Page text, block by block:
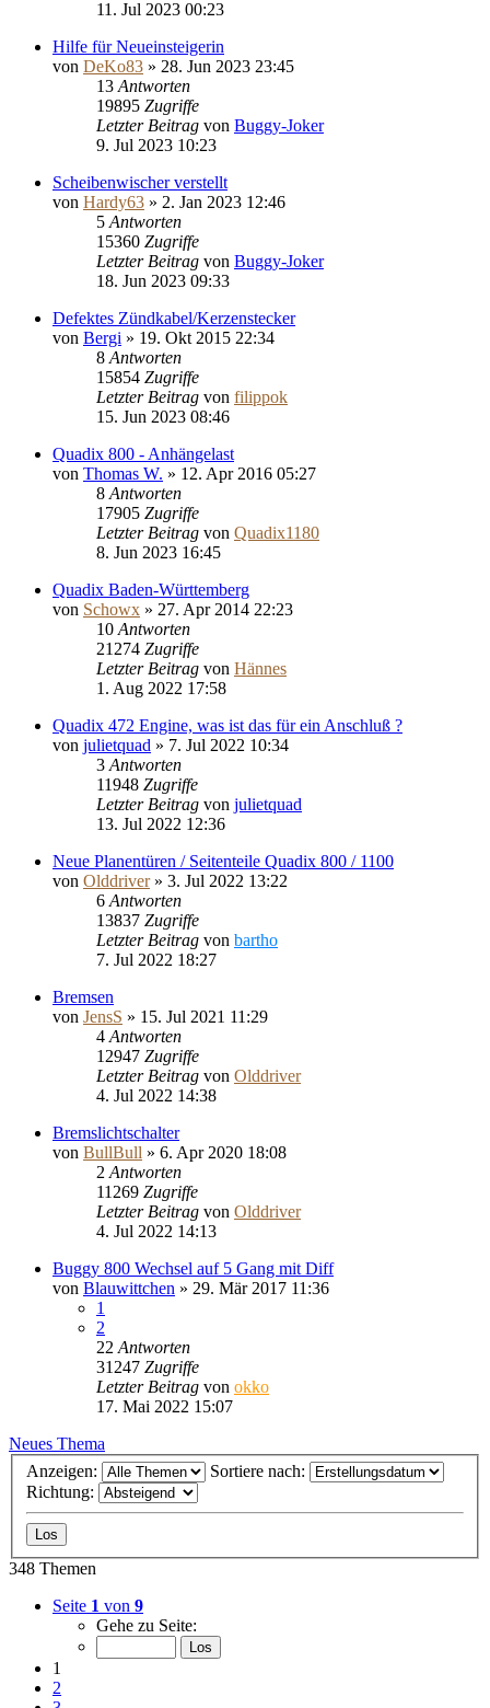
11. Jul 2023 00:23
Hilfe für Neueinsteigerin
von DeKo83 » 28. Jun 2023 23:45
13 Antworten
19895 Zugriffe
Letzter Beitrag von Buggy-Joker
9. Jul 2023 10:23
Scheibenwischer verstellt
von Hardy63 » 2. Jan 2023 12:46
5 Antworten
15360 Zugriffe
Letzter Beitrag von Buggy-Joker
18. Jun 2023 09:33
Defektes Zündkabel/Kerzenstecker
von Bergi » 19. Okt 2015 22:34
8 Antworten
15854 Zugriffe
Letzter Beitrag von filippok
15. Jun 2023 08:46
Quadix 800 - Anhängelast
von Thomas W. » 12. Apr 2016 05:27
8 Antworten
17905 Zugriffe
Letzter Beitrag von Quadix1180
8. Jun 2023 16:45
Quadix Baden-Württemberg
von Schowx » 27. Apr 2014 22:23
10 Antworten
21274 Zugriffe
Letzter Beitrag von Hännes
1. Aug 2022 17:58
Quadix 472 Engine, was ist das für ein Anschluß ?
von julietquad » 7. Jul 2022 10:34
3 Antworten
11948 Zugriffe
Letzter Beitrag von julietquad
13. Jul 2022 12:36
Neue Planentüren / Seitenteile Quadix 800 / 1100
von Olddriver» 3. Jul 2022 13:22
6 Antworten
13837 Zugriffe
Letzter Beitrag von bartho
7. Jul 2022 18:27
Bremsen
von JensS » 15. Jul 2021 11:29
4 Antworten
12947 Zugriffe
Letzter Beitrag von Olddriver
4. Jul 2022 14:38
Bremslichtschalter
von BullBull » 6. Apr 2020 18:08
2 Antworten
11269 Zugriffe
Letzter Beitrag von Olddriver
4. Jul 2022 14:13
Buggy 800 Wechsel auf 5 Gang mit Diff
von Blauwittchen » 29. Mär 2017 11:36
1
2
22 Antworten
31247 Zugriffe
Letzter Beitrag von okko
17. Mai 2022 15:07
Neues Thema
Anzeigen:
Sortiere nach:
Richtung:
348 Themen
Seite 1 von 9
Gehe zu Seite:
1
2